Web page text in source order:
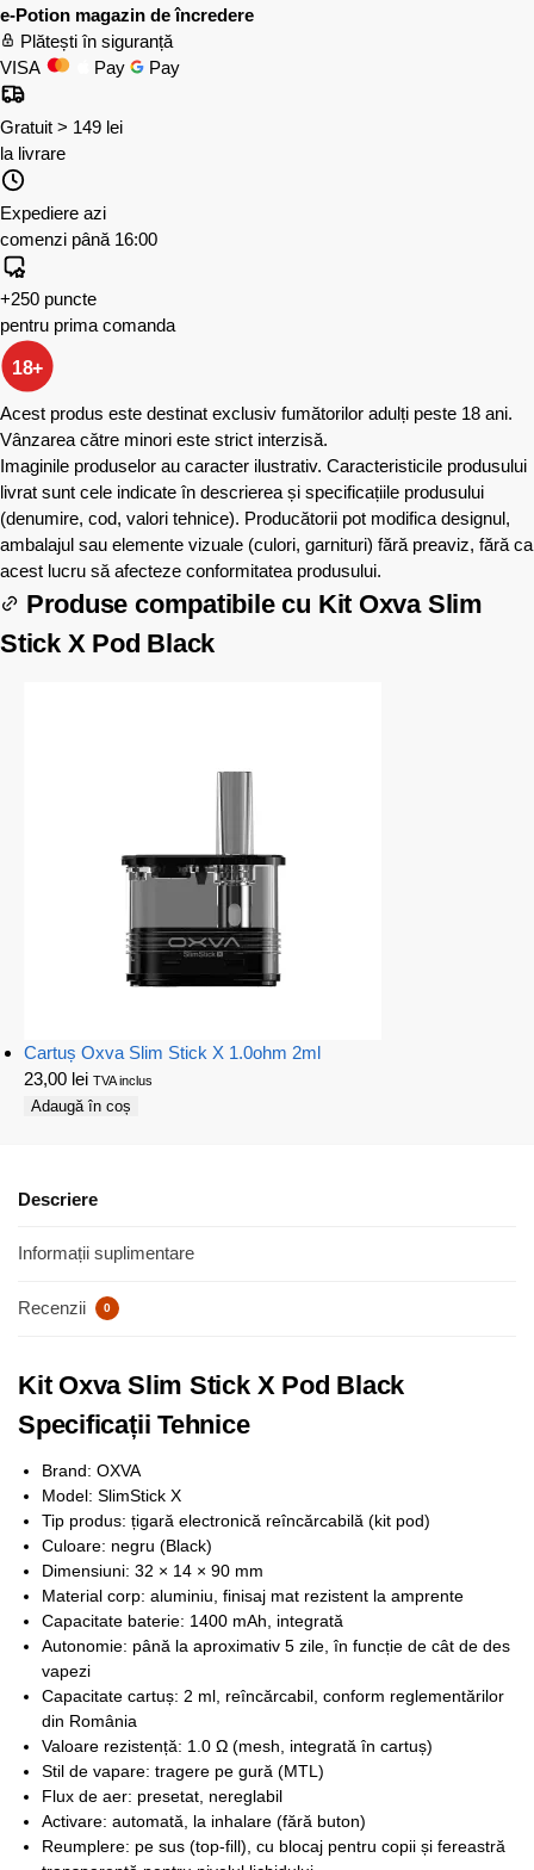
e-Potion magazin de încredere
Plătești în siguranță
VISA
Pay Pay
Gratuit > 149 lei
la livrare
Expediere azi
comenzi până 16:00
+250 puncte
pentru prima comanda
18+
Acest produs este destinat exclusiv fumătorilor adulți peste 18 ani.
Vânzarea către minori este strict interzisă.
Imaginile produselor au caracter ilustrativ. Caracteristicile produsului
livrat sunt cele indicate în descrierea și specificațiile produsului
(denumire, cod, valori tehnice). Producătorii pot modifica designul,
ambalajul sau elemente vizuale (culori, garnituri) fără preaviz, fără ca
acest lucru să afecteze conformitatea produsului.
Produse compatibile cu Kit Oxva Slim
Stick X Pod Black
Cartuș Oxva Slim Stick X 1.0ohm 2ml
23,00 lei TVA inclus
Adaugă în coș
Descriere
Informații suplimentare
Recenzii 0
Kit Oxva Slim Stick X Pod Black
Specificații Tehnice
Brand: OXVA
Model: SlimStick X
Tip produs: țigară electronică reîncărcabilă (kit pod)
Culoare: negru (Black)
Dimensiuni: 32 × 14 × 90 mm
Material corp: aluminiu, finisaj mat rezistent la amprente
Capacitate baterie: 1400 mAh, integrată
Autonomie: până la aproximativ 5 zile, în funcție de cât de des
vapezi
Capacitate cartuș: 2 ml, reîncărcabil, conform reglementărilor
din România
Valoare rezistență: 1.0 Ω (mesh, integrată în cartuș)
Stil de vapare: tragere pe gură (MTL)
Flux de aer: presetat, nereglabil
Activare: automată, la inhalare (fără buton)
Reumplere: pe sus (top-fill), cu blocaj pentru copii și fereastră